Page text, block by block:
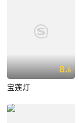
8.6
宝莲灯